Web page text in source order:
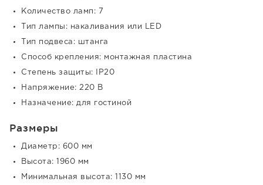
Количество ламп: 7
Тип лампы: накаливания или LED
Тип подвеса: штанга
Способ крепления: монтажная пластина
Степень защиты: IP20
Напряжение: 220 В
Назначение: для гостиной
Размеры
Диаметр: 600 мм
Высота: 1960 мм
Минимальная высота: 1130 мм